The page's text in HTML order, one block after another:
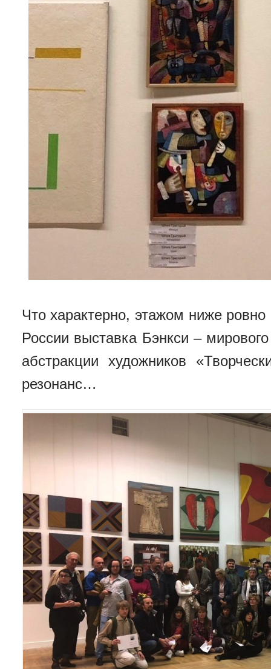
Что характерно, этажом ниже
России выставка Бэнкси –
абстракции художников
резонанс…